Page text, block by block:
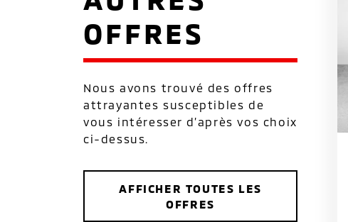
OFFRES
Nous avons trouvé des offres
attrayantes susceptibles de
vous intéresser d’après vos choix
ci-dessus.
AFFICHER TOUTES LES
OFFRES